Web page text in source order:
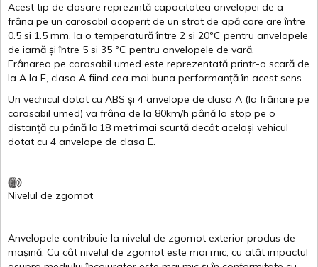
Acest tip de clasare reprezintă capacitatea anvelopei de a
frâna pe un carosabil acoperit de un strat de apă care areîntre
0.5 si 1.5 mm, la o temperatură între 2 si 20ºC pentru anvelopele
de iarnă și între 5 si 35 ºC pentru anvelopele de vară.
Frânarea pe carosabil umed este reprezentată printr-o scară de
la A la E, clasa A fiind cea mai buna performanță în acest sens.
Un vechicul dotat cu ABS și 4 anvelope de clasa A (la frânare pe
carosabil umed) va frâna de la 80km/h până la stop pe o
distanță cu până la 18 metrimai scurtă decât același vehicul
dotat cu 4 anvelope de clasa E.
Nivelul de zgomot
Anvelopele contribuie la nivelul de zgomot exterior produs de
mașină. Cu cât nivelul de zgomot este mai mic, cu atât impactul